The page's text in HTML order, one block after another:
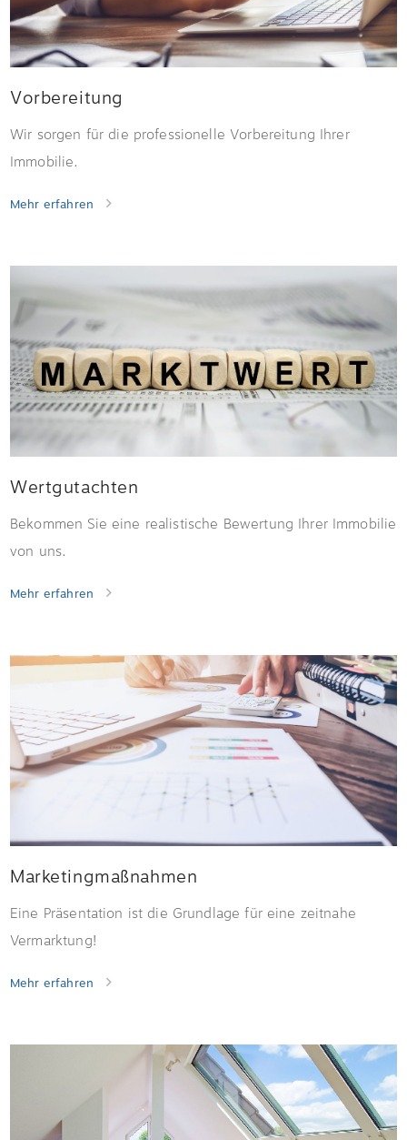
Vorbereitung
Wir sorgen für die professionelle Vorbereitung Ihrer
Immobilie.
Mehr erfahren
Wertgutachten
Bekommen Sie eine realistische Bewertung Ihrer Immobilie
von uns.
Mehr erfahren
Marketingmaßnahmen
Eine Präsentation ist die Grundlage für eine zeitnahe
Vermarktung!
Mehr erfahren